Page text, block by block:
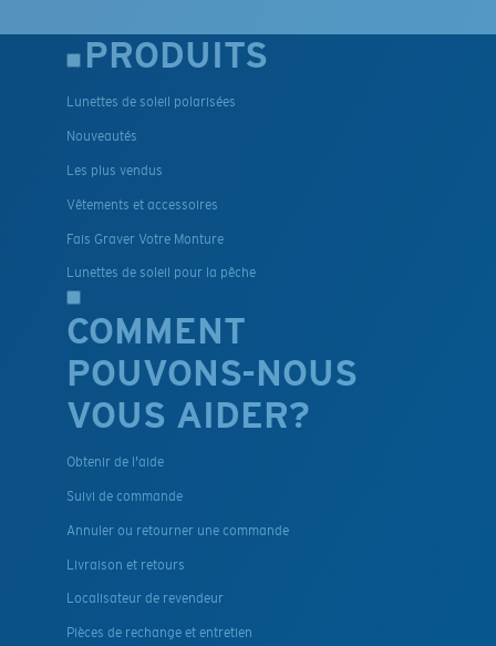
PRODUITS
Lunettes de soleil polarisées
Nouveautés
Les plus vendus
Vêtements et accessoires
Fais Graver Votre Monture
Lunettes de soleil pour la pêche
COMMENT
POUVONS-NOUS
VOUS AIDER?
Obtenir de l'aide
Suivi de commande
Annuler ou retourner une commande
Livraison et retours
Localisateur de revendeur
Pièces de rechange et entretien